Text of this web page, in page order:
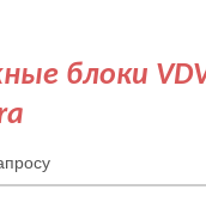
блоки